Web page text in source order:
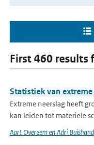
First 460 results
Statistiek van
Extreme neerslag heeft
kan leiden tot materiele
Aart Overeem en Adri Buishand